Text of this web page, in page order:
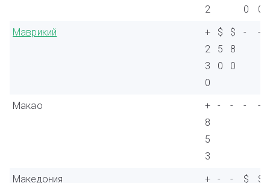
2 0
0
Маврикий
+
2
3
0
$
5
0
$
8
0
- -
Макао
+
8
5
3
- - - -
Македония
+
- -
$
$